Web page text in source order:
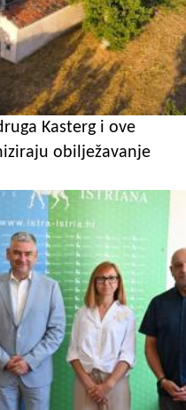
Kasterg i ove
obilježavanje